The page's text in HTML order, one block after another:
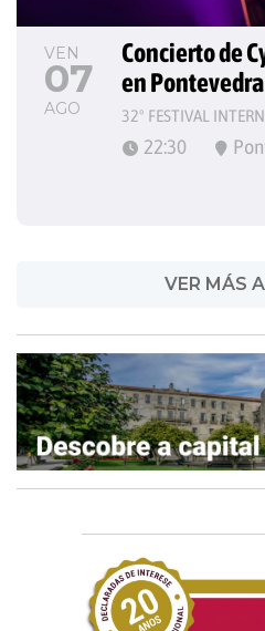
VEN
07
AGO
Concierto de
en Pontevedra
22:30
VER MÁS